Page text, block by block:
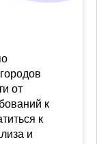
от
к
к
и